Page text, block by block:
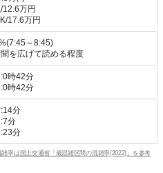
12.6万円
17.6万円
～8:45)
を広げて読める程度
時42分
時42分
分
分
分
率は国土交通省「最混雑区間の混雑率(2022)」を参考